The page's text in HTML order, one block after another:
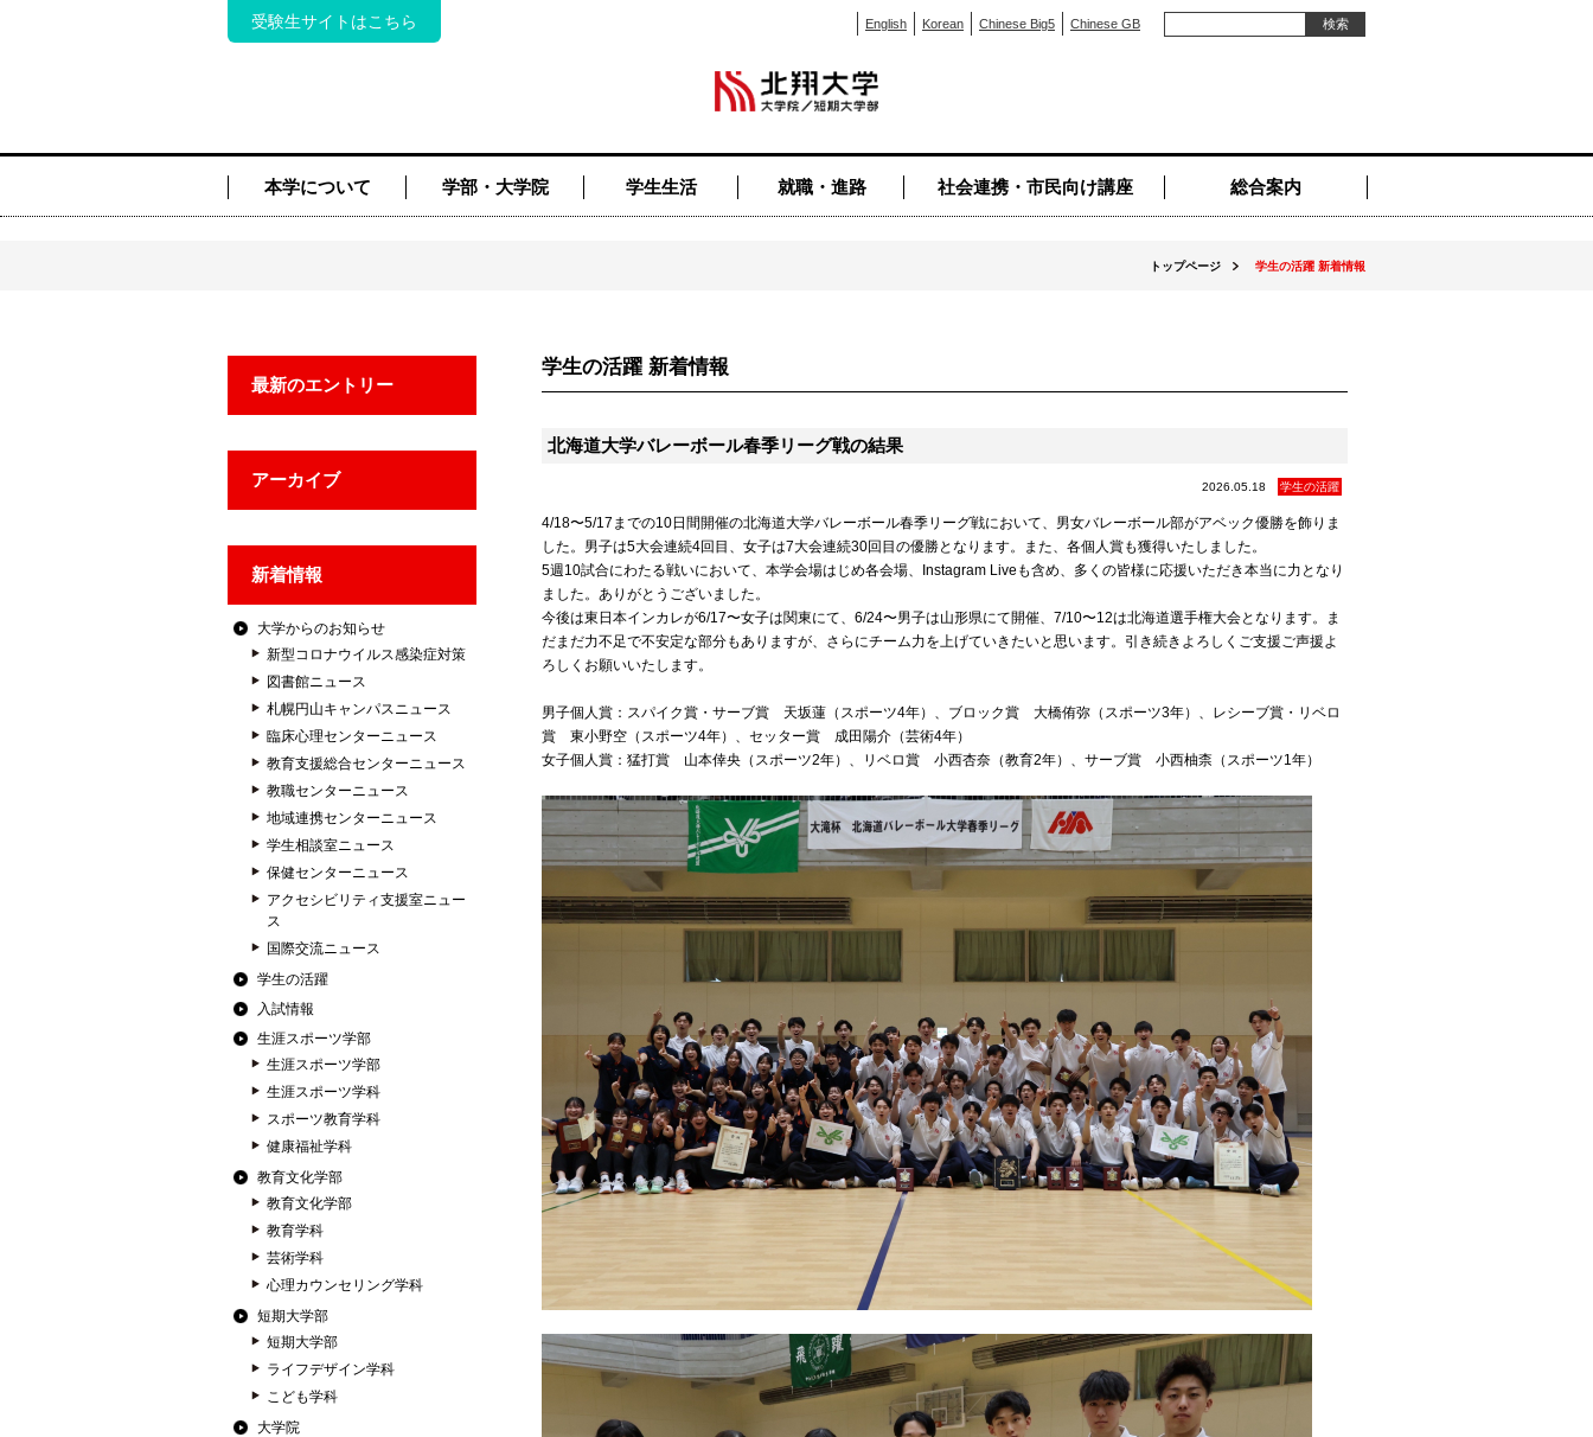
受験生サイトはこちら English Korean Chinese Big5 Chinese GB
本学について 学部・大学院 学生生活 就職・進路 社会連携・市民向け講座 総合案内
トップページ 学生の活躍 新着情報
最新のエントリー
アーカイブ
新着情報
大学からのお知らせ
新型コロナウイルス感染症対策
図書館ニュース
札幌円山キャンパスニュース
臨床心理センターニュース
教育支援総合センターニュース
教職センターニュース
地域連携センターニュース
学生相談室ニュース
保健センターニュース
アクセシビリティ支援室ニュー
ス
国際交流ニュース
学生の活躍
入試情報
生涯スポーツ学部
生涯スポーツ学部
生涯スポーツ学科
スポーツ教育学科
健康福祉学科
教育文化学部
教育文化学部
教育学科
芸術学科
心理カウンセリング学科
短期大学部
短期大学部
ライフデザイン学科
こども学科
大学院
学生の活躍 新着情報
北海道大学バレーボール春季リーグ戦の結果
2026.05.18 学生の活躍
4/18〜5/17までの10日間開催の北海道大学バレーボール春季リーグ戦において、男女バレーボール部がアベック優勝を飾りま
した。男子は5大会連続4回目、女子は7大会連続30回目の優勝となります。また、各個人賞も獲得いたしました。
5週10試合にわたる戦いにおいて、本学会場はじめ各会場、Instagram Liveも含め、多くの皆様に応援いただき本当に力となり
ました。ありがとうございました。
今後は東日本インカレが6/17〜女子は関東にて、6/24〜男子は山形県にて開催、7/10〜12は北海道選手権大会となります。ま
だまだ力不足で不安定な部分もありますが、さらにチーム力を上げていきたいと思います。引き続きよろしくご支援ご声援よ
ろしくお願いいたします。
男子個人賞：スパイク賞・サーブ賞 天坂蓮（スポーツ4年）、ブロック賞 大橋侑弥（スポーツ3年）、レシーブ賞・リベロ
賞 東小野空（スポーツ4年）、セッター賞 成田陽介（芸術4年）
女子個人賞：猛打賞 山本倖央（スポーツ2年）、リベロ賞 小西杏奈（教育2年）、サーブ賞 小西柚柰（スポーツ1年）